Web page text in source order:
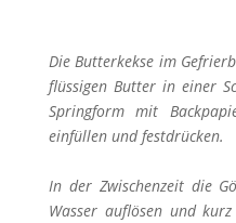
Die Butterkekse im
flüssigen Butter in einer
Springform mit
einfüllen und festdrücken.
In der Zwischenzeit die
Wasser auflösen und kurz